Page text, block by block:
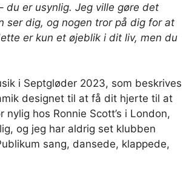
du er usynlig. Jeg ville gøre det
ser dig, og nogen tror på dig for at
er kun et øjeblik i dit liv, men du
i Septgløder 2023, som beskrives
designet til at få dit hjerte til at
hos Ronnie Scott’s i London,
og jeg har aldrig set klubben
sang, dansede, klappede,